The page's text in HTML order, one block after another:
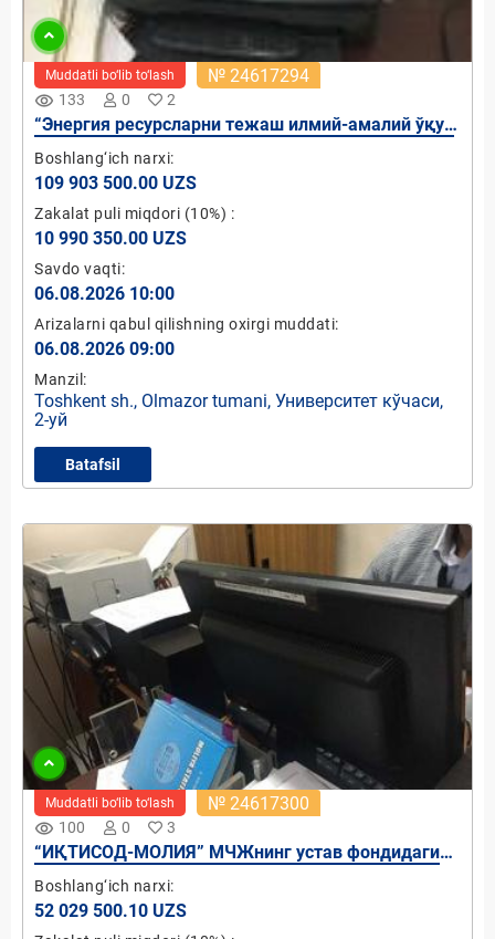
remove_red_eye 133 0 2
Muddatli bo‘lib to‘lash № 24617294
“Энергия ресурсларни тежаш илмий-амалий ўқув
маркази” масъулияти чекланган жамияти устав
фондидаги 100 фоиз давлат улуши
Boshlang‘ich narxi:
109 903 500.00 UZS
Zakalat puli miqdori (10%) :
10 990 350.00 UZS
Savdo vaqti:
06.08.2026 10:00
Arizalarni qabul qilishning oxirgi muddati:
06.08.2026 09:00
Manzil:
Toshkent sh., Olmazor tumani, Университет кўчаси,
2-уй
Batafsil
remove_red_eye 100 0 3
Muddatli bo‘lib to‘lash № 24617300
“ИҚТИСОД-МОЛИЯ” МЧЖнинг устав фондидаги
100,0 фоиз давлат улуши
Boshlang‘ich narxi:
52 029 500.10 UZS